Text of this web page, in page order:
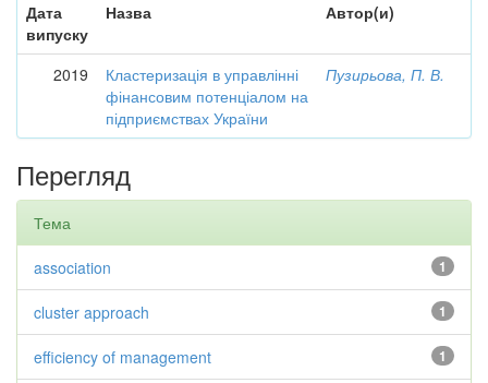
Дата
випуску
Назва Автор(и)
2019
Кластеризація в управлінні
фінансовим потенціалом на
підприємствах України
Пузирьова, П. В.
Перегляд
Тема
1
association
1
cluster approach
1
efficiency of management